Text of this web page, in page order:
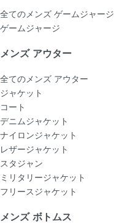
全てのメンズ ゲームジャージ
ゲームジャージ
メンズ アウター
全てのメンズ アウター
ジャケット
コート
デニムジャケット
ナイロンジャケット
レザージャケット
スタジャン
ミリタリージャケット
フリースジャケット
メンズ ボトムス